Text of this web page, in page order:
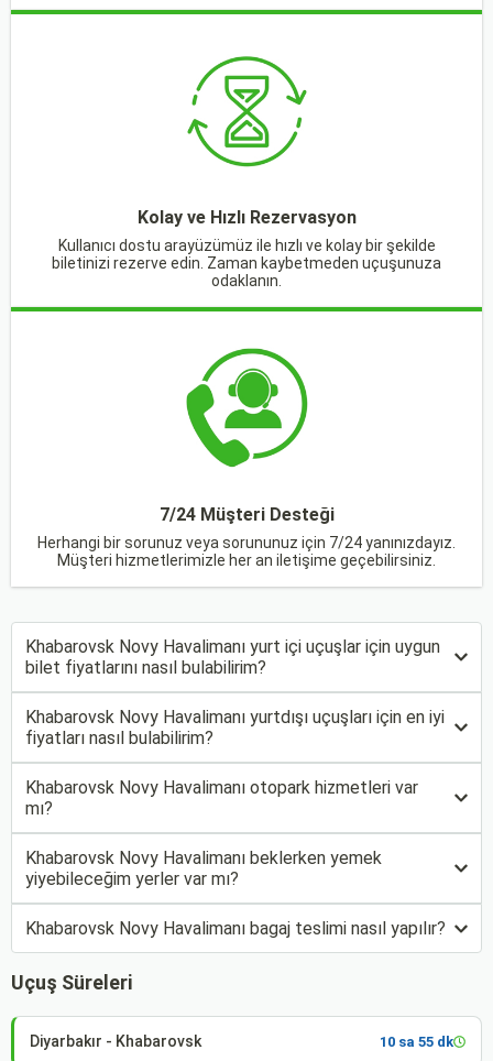
Kolay ve Hızlı Rezervasyon
Kullanıcı dostu arayüzümüz ile hızlı ve kolay bir şekilde
biletinizi rezerve edin. Zaman kaybetmeden uçuşunuza
odaklanın.
7/24 Müşteri Desteği
Herhangi bir sorunuz veya sorununuz için 7/24 yanınızdayız.
Müşteri hizmetlerimizle her an iletişime geçebilirsiniz.
Khabarovsk Novy Havalimanı yurt içi uçuşlar için uygun
bilet fiyatlarını nasıl bulabilirim?
Khabarovsk Novy Havalimanı yurtdışı uçuşları için en iyi
fiyatları nasıl bulabilirim?
Khabarovsk Novy Havalimanı otopark hizmetleri var
mı?
Khabarovsk Novy Havalimanı beklerken yemek
yiyebileceğim yerler var mı?
Khabarovsk Novy Havalimanı bagaj teslimi nasıl yapılır?
Uçuş Süreleri
Diyarbakır - Khabarovsk 10 sa 55 dk